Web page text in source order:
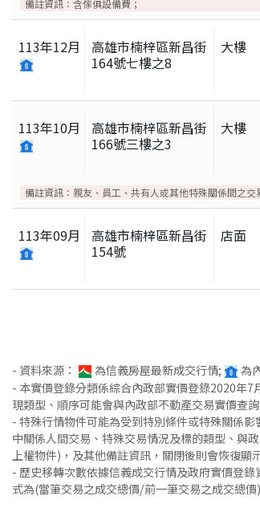
備註資訊： 含傢俱設備費；
113年12月
高雄市楠梓區新昌街
164號七樓之8
大樓
113年10月
高雄市楠梓區新昌街
166號三樓之3
大樓
備註資訊： 親友、員工、共有人或其他特殊關係間之交
113年09月
高雄市楠梓區新昌街
154號
店面
- 資料來源： 為信義房屋最新成交行情; 為
- 本實價登錄分類係綜合內政部實價登錄2020年
現類型、順序可能會與內政部不動產交易實價查
- 特殊行情物件可能為受到特別條件或特殊關係
中關係人間交易、特殊交易情況及標的類型、與
上權物件)，及其他備註資訊，關閉後則會恢復顯
- 歷史移轉次數依據信義成交行情及政府實價登
式為(當筆交易之成交總價/前一筆交易之成交總